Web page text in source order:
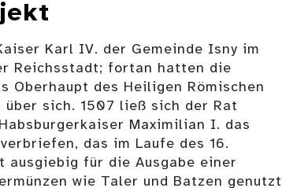
Karl IV. der Gemeinde Isny im
Reichsstadt; fortan hatten die
Oberhaupt des Heiligen Römischen
sich. 1507 ließ sich der Rat
Maximilian I. das
das im Laufe des 16.
ausgiebig für die Ausgabe einer
wie Taler und Batzen genutzt